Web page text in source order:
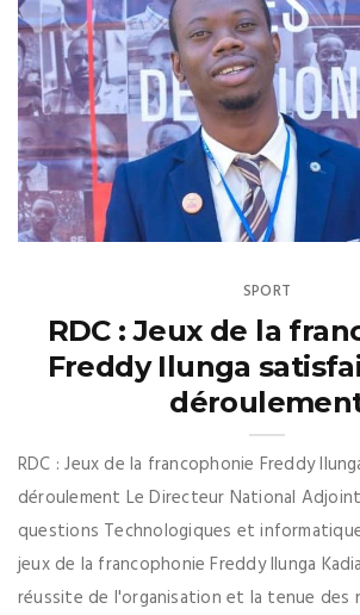
SPORT
RDC : Jeux de la
Freddy Ilunga
RDC : Jeux de la francophonie Freddy
déroulement Le Directeur National
questions Technologiques et
jeux de la francophonie Freddy Ilunga
réussite de l'organisation et la tenue des